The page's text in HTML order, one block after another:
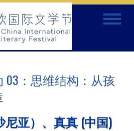
Toggle
03：思维结构：从孩
尼亚）、真真 (中国)